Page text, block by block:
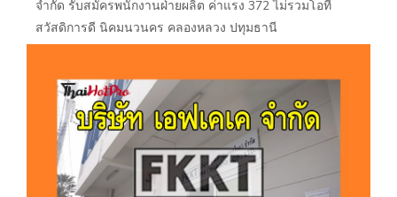
จำกัด รับสมัครพนักงานฝ่ายผลิต ค่าแรง 372 ไม่รวมโอที
สวัสดิการดี นิคมนวนคร คลองหลวง ปทุมธานี